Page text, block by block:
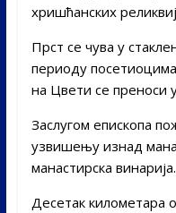
хришћанских
Прст се чува у
периоду
на Цвети се преноси
Заслугом епископа
узвишењу изнад
манастирска винарија.
Десетак километара